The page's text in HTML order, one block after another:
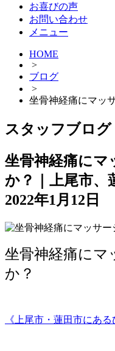
お喜びの声
お問い合わせ
メニュー
HOME
>
ブログ
>
坐骨神経痛にマッ
スタッフブログ
坐骨神経痛にマ
か？｜上尾市、
2022年1月12日
坐骨神経痛にマ
か？
《上尾市・蓮田市にある